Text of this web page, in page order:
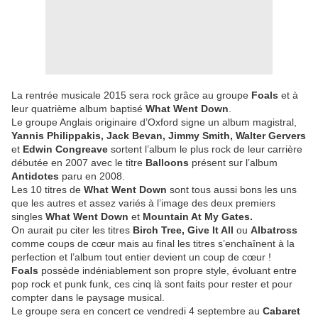
La rentrée musicale 2015 sera rock grâce au groupe Foals et à
leur quatrième album baptisé What Went Down
Le groupe Anglais originaire d’Oxford signe un album magistral,
Yannis Philippakis, Jack Bevan, Jimmy Smith, Walter Gervers
et Edwin Congreave sortent l’album le plus rock de leur carrière
débutée en 2007 avec le titre Balloons présent sur l’album
Antidotes paru en 2008.
Les 10 titres de What Went Down sont tous aussi bons les uns
que les autres et assez variés à l’image des deux premiers
singles What Went Down et Mountain At My Gates.
On aurait pu citer les titres Birch Tree, Give It All ou Albatross
comme coups de cœur mais au final les titres s’enchaînent à la
perfection et l’album tout entier devient un coup de cœur !
Foals possède indéniablement son propre style, évoluant entre
pop rock et punk funk, ces cinq là sont faits pour rester et pour
compter dans le paysage musical.
Le groupe sera en concert ce vendredi 4 septembre au Cabaret